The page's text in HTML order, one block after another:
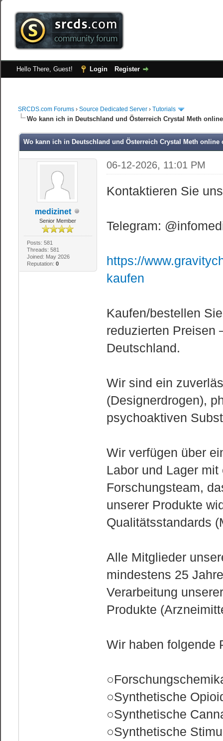
Hello There, Guest! Login Register
SRCDS.com Forums ›Source Dedicated Server ›Tutorials
Wo kann ich in Deutschland und Österreich Crystal Meth
Wo kann ich in Deutschland und Österreich Crystal Meth online
medizinet
Senior Member
Posts: 581
Threads: 581
Joined: May 2026
Reputation: 0
06-12-2026, 11:01 PM
Kontaktieren Sie
Telegram:
https://
kaufen
Kaufen/bestellen
reduzierten Preisen
Deutschland.
Wir sind ein
(Designerdrogen),
psychoaktiven
Wir verfügen über
Labor und Lager
Forschungsteam,
unserer Produkte
Qualitätsstandards
Alle Mitglieder
mindestens 25
Verarbeitung
Produkte
Wir haben folgende
○Synthetische
○Synthetische
○Synthetische